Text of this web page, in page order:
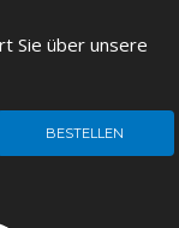
Sie über unsere